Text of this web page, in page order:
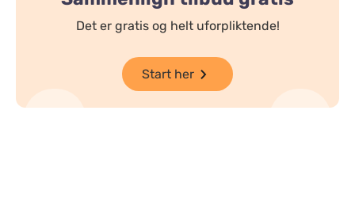
Det er gratis og helt uforpliktende!
Start her